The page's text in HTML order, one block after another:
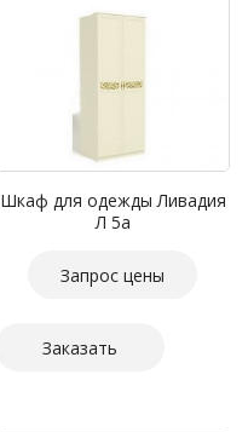
Шкаф для одежды Ливадия
Л 5а
Запрос цены
Заказать